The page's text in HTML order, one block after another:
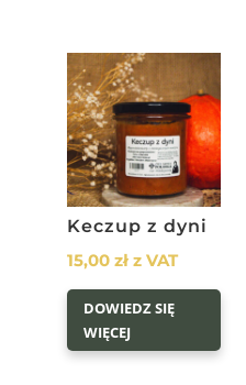
Keczup z dyni
15,00 zł z VAT
DOWIEDZ SIĘ
WIĘCEJ